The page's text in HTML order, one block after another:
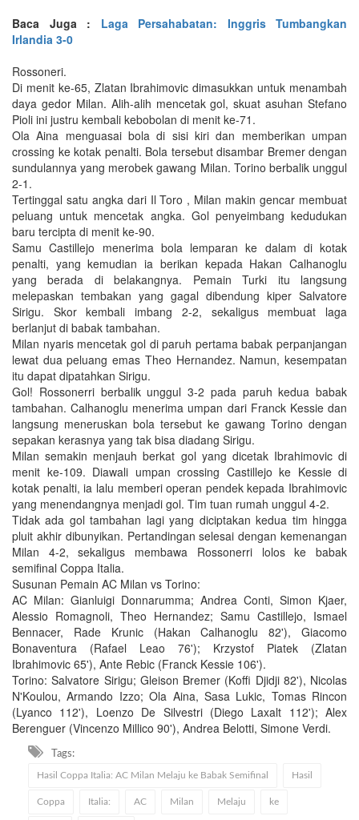
Baca Juga : Laga Persahabatan: Inggris Tumbangkan
Irlandia 3-0
Rossoneri.
Di menit ke-65, Zlatan Ibrahimovic dimasukkan untuk menambah
daya gedor Milan. Alih-alih mencetak gol, skuat asuhan Stefano
Pioli ini justru kembali kebobolan di menit ke-71.
Ola Aina menguasai bola di sisi kiri dan memberikan umpan
crossing ke kotak penalti. Bola tersebut disambar Bremer dengan
sundulannya yang merobek gawang Milan. Torino berbalik unggul
2-1.
Tertinggal satu angka dari Il Toro , Milan makin gencar membuat
peluang untuk mencetak angka. Gol penyeimbang kedudukan
baru tercipta di menit ke-90.
Samu Castillejo menerima bola lemparan ke dalam di kotak
penalti, yang kemudian ia berikan kepada Hakan Calhanoglu
yang berada di belakangnya. Pemain Turki itu langsung
melepaskan tembakan yang gagal dibendung kiper Salvatore
Sirigu. Skor kembali imbang 2-2, sekaligus membuat laga
berlanjut di babak tambahan.
Milan nyaris mencetak gol di paruh pertama babak perpanjangan
lewat dua peluang emas Theo Hernandez. Namun, kesempatan
itu dapat dipatahkan Sirigu.
Gol! Rossonerri berbalik unggul 3-2 pada paruh kedua babak
tambahan. Calhanoglu menerima umpan dari Franck Kessie dan
langsung meneruskan bola tersebut ke gawang Torino dengan
sepakan kerasnya yang tak bisa diadang Sirigu.
Milan semakin menjauh berkat gol yang dicetak Ibrahimovic di
menit ke-109. Diawali umpan crossing Castillejo ke Kessie di
kotak penalti, ia lalu memberi operan pendek kepada Ibrahimovic
yang menendangnya menjadi gol. Tim tuan rumah unggul 4-2.
Tidak ada gol tambahan lagi yang diciptakan kedua tim hingga
pluit akhir dibunyikan. Pertandingan selesai dengan kemenangan
Milan 4-2, sekaligus membawa Rossonerri lolos ke babak
semifinal Coppa Italia.
Susunan Pemain AC Milan vs Torino:
AC Milan: Gianluigi Donnarumma; Andrea Conti, Simon Kjaer,
Alessio Romagnoli, Theo Hernandez; Samu Castillejo, Ismael
Bennacer, Rade Krunic (Hakan Calhanoglu 82'), Giacomo
Bonaventura (Rafael Leao 76'); Krzystof Piatek (Zlatan
Ibrahimovic 65'), Ante Rebic (Franck Kessie 106').
Torino: Salvatore Sirigu; Gleison Bremer (Koffi Djidji 82'), Nicolas
N'Koulou, Armando Izzo; Ola Aina, Sasa Lukic, Tomas Rincon
(Lyanco 112'), Loenzo De Silvestri (Diego Laxalt 112'); Alex
Berenguer (Vincenzo Millico 90'), Andrea Belotti, Simone Verdi.
Tags:
Hasil Coppa Italia: AC Milan Melaju ke Babak Semifinal Hasil
Coppa Italia: AC Milan Melaju ke